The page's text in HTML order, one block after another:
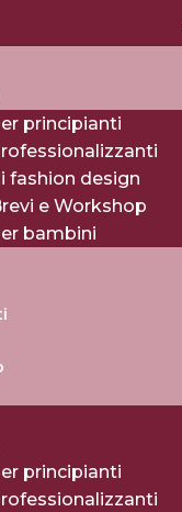
principianti
fashion design
e Workshop
bambini
principianti